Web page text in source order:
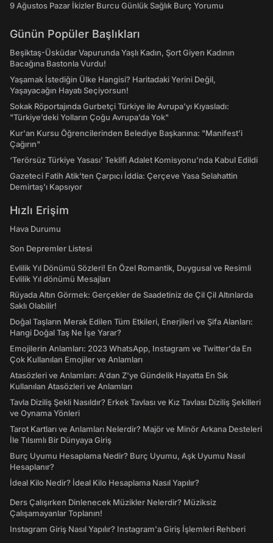
9 Ağustos Pazar İkizler Burcu Günlük Sağlık Burç Yorumu
Günün Popüler Başlıkları
Beşiktaş-Üsküdar Vapurunda Yaşlı Kadın, Şort Giyen Kadının
Bacağına Bastonla Vurdu!
Yaşamak İstediğin Ülke Hangisi? Haritadaki Yerini Değil,
Yaşayacağın Hayatı Seçiyorsun!
Sokak Röportajında Gurbetçi Türkiye ile Avrupa'yı Kıyasladı:
"Türkiye’deki Yolların Çoğu Avrupa’da Yok"
Kur'an Kursu Öğrencilerinden Belediye Başkanına: "Manifest’i
Çağırın"
‘Terörsüz Türkiye Yasası’ Teklifi Adalet Komisyonu'nda Kabul Edildi
Gazeteci Fatih Atik'ten Çarpıcı İddia: Çerçeve Yasa Selahattin
Demirtaş'ı Kapsıyor
Hızlı Erişim
Hava Durumu
Son Depremler Listesi
Evlilik Yıl Dönümü Sözleri! En Özel Romantik, Duygusal ve Resimli
Evlilik Yıl dönümü Mesajları
Rüyada Altın Görmek: Gerçekler de Saadetiniz de Çil Çil Altınlarda
Saklı Olabilir!
Doğal Taşların Merak Edilen Tüm Etkileri, Enerjileri ve Şifa Alanları:
Hangi Doğal Taş Ne İşe Yarar?
Emojilerin Anlamları: 2023 WhatsApp, Instagram ve Twitter'da En
Çok Kullanılan Emojiler ve Anlamları
Atasözleri ve Anlamları: A'dan Z'ye Gündelik Hayatta En Sık
Kullanılan Atasözleri ve Anlamları
Tavla Diziliş Şekli Nasıldır? Erkek Tavlası ve Kız Tavlası Diziliş Şekilleri
ve Oynama Yönleri
Tarot Kartları ve Anlamları Nelerdir? Majör ve Minör Arkana Desteleri
İle Tılsımlı Bir Dünyaya Giriş
Burç Uyumu Hesaplama Nedir? Burç Uyumu, Aşk Uyumu Nasıl
Hesaplanır?
İdeal Kilo Nedir? İdeal Kilo Hesaplama Nasıl Yapılır?
Ders Çalışırken Dinlenecek Müzikler Nelerdir? Müziksiz
Çalışamayanlar Toplanın!
Instagram Giriş Nasıl Yapılır? Instagram'a Giriş İşlemleri Rehberi